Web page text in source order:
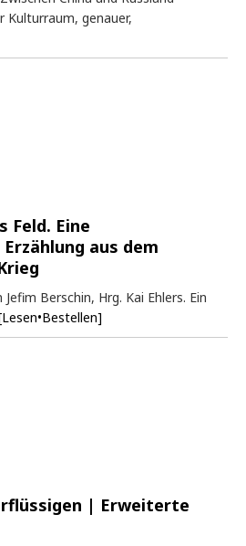
genauer,
Feld. Eine
aus dem
Berschin, Hrg. Kai Ehlers. Ein
| Erweiterte